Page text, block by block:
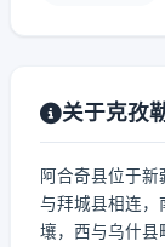
关于克孜
阿合奇县位于
与拜城县相连，
壤，西与乌什县